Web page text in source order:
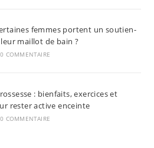
femmes portent un soutien-
maillot de bain ?
0 COMMENTAIRE
: bienfaits, exercices et
rester active enceinte
0 COMMENTAIRE